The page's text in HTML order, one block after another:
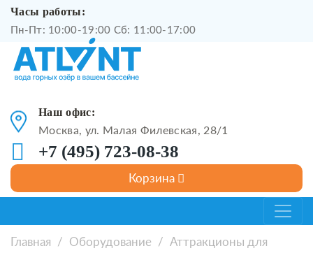
Часы работы:
Пн-Пт: 10:00-19:00 Сб: 11:00-17:00
Наш офис:
Москва, ул. Малая Филевская, 28/1
+7 (495) 723-08-38
Главная / Оборудование / Аттракционы для